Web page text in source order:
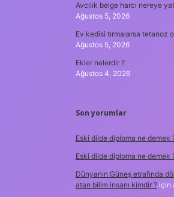
Avcılık belge harcı nereye
Ağustos 5, 2026
Ev kedisi tırmalarsa tetanoz
Ağustos 5, 2026
Ekler nelerdir ?
Ağustos 4, 2026
Son yorumlar
Eski dilde diploma ne demek
Eski dilde diploma ne demek
Dünyanın Güneş etrafında
atan bilim insanı kimdir ?için